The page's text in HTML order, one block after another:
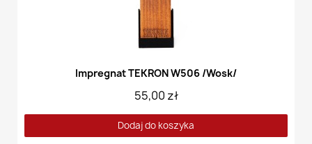
Impregnat TEKRON W506 /Wosk/
55,00 zł
Dodaj do koszyka